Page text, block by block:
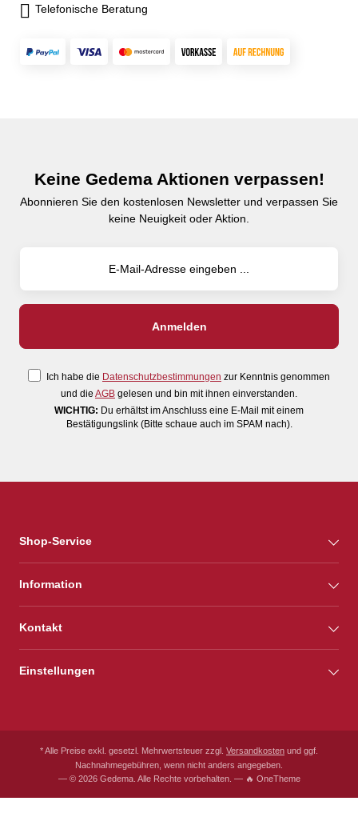
Telefonische Beratung
Keine Gedema Aktionen verpassen!
Abonnieren Sie den kostenlosen Newsletter und verpassen Sie
keine Neuigkeit oder Aktion.
Ich habe die Datenschutzbestimmungen zur Kenntnis genommen
und die AGB gelesen und bin mit ihnen einverstanden.
WICHTIG: Du erhältst im Anschluss eine E-Mail mit einem
Bestätigungslink (Bitte schaue auch im SPAM nach).
Shop-Service
Information
Kontakt
Einstellungen
* Alle Preise exkl. gesetzl. Mehrwertsteuer zzgl. Versandkosten und ggf.
Nachnahmegebühren, wenn nicht anders angegeben.
— © 2026 Gedema. Alle Rechte vorbehalten. — 🔥 OneTheme